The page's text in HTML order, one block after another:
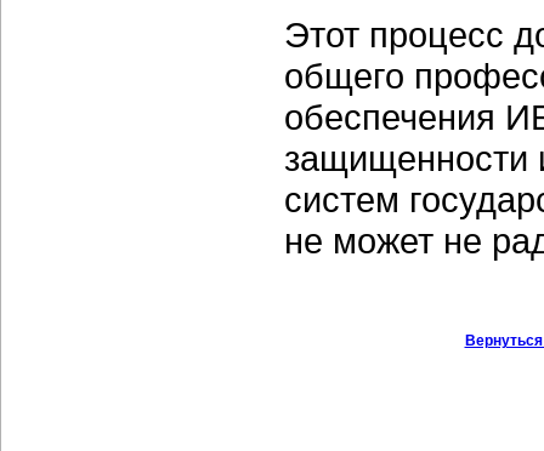
Этот процесс
общего
обеспечения
защищенности
систем
не может не